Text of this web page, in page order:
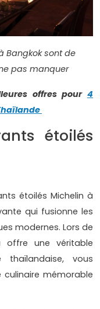
Bangkok sont de
pas manquer
offres pour 4
étoilés
étoilés Michelin à
qui fusionne les
modernes. Lors de
offre une véritable
vous
mémorable